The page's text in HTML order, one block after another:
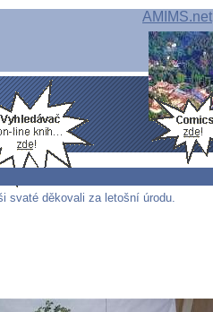
AMIMS.net
svaté děkovali za letošní úrodu.